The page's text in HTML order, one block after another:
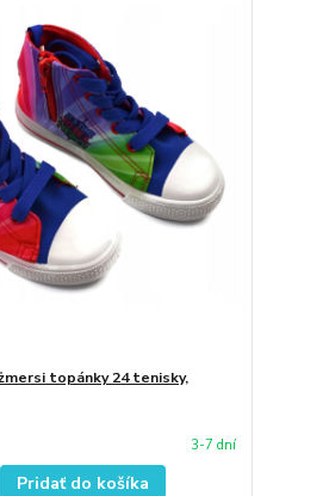
topánky 24 tenisky,
3-7 dní
Pridať do košíka